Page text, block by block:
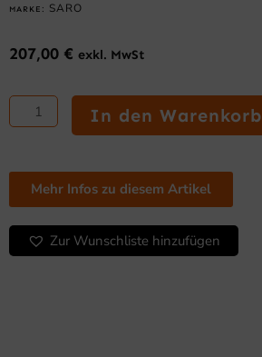
MARKE: SARO
207,00 € exkl. MwSt
SARO
Portionspumpe
Modell
002
Menge
In den Warenkorb
Mehr Infos zu diesem Artikel
Zur Wunschliste hinzufügen